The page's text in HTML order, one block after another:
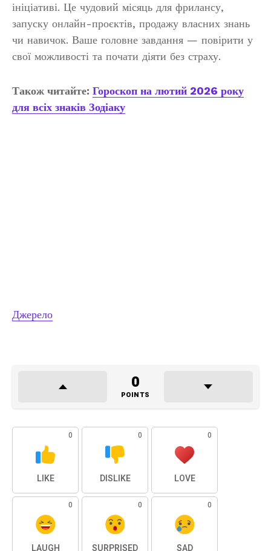
ініціативі. Це чудовий місяць для фрилансу,
запуску онлайн-проєктів, продажу власних знань
чи навичок. Ваше головне завдання — повірити у
свої можливості та почати діяти без страху.
Також читайте: Гороскоп на лютий 2026 року
для всіх знаків Зодіаку
Джерело
0
POINTS
0
LIKE
0
DISLIKE
0
LOVE
0 0 0